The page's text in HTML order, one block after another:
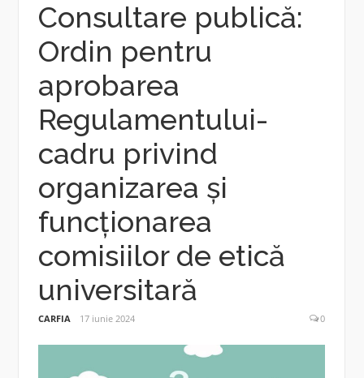
Consultare publică:
Ordin pentru
aprobarea
Regulamentului-
cadru privind
organizarea și
funcționarea
comisiilor de etică
universitară
CARFIA 17 iunie 2024 0